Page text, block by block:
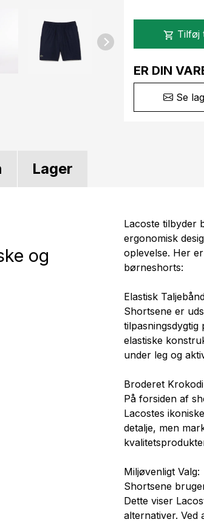
shopping_cart Tilføj
ER DIN
Se
Lager
og
Lacoste tilbyder
ergonomisk
oplevelse. Her
børneshorts:
Elastisk
Shortsene er
elastiske
under leg og
Broderet
På forsiden af
Lacostes
detalje, men
Miljøvenligt Valg:
Shortsene
Dette viser
alternativer. Ved